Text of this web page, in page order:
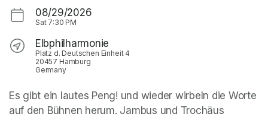
08/29/2026
Sat 7:30 PM
Elbphilharmonie
Platz d. Deutschen Einheit 4
20457 Hamburg
Germany
Es gibt ein lautes Peng! und wieder wirbeln die Worte
auf den Bühnen herum. Jambus und Trochäus